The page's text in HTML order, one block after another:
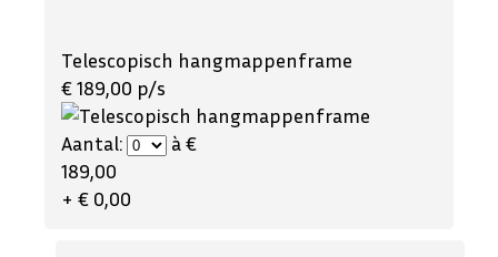
Telescopisch hangmappenframe
€ 189,00 p/s
Aantal:
à €
189,00
+ € 0,00